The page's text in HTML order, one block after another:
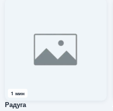
1 мин
Радуга